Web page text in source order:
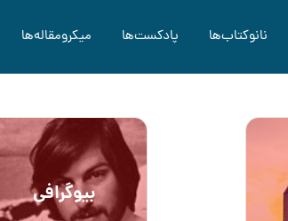
نانوکتاب‌ها پادکست‌ها میکرومقاله‌ها
بیوگرافی